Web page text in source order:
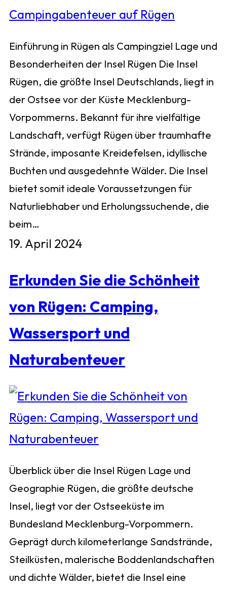
Einführung in Rügen als Campingziel Lage und
Besonderheiten der Insel Rügen Die Insel
Rügen, die größte Insel Deutschlands, liegt in
der Ostsee vor der Küste Mecklenburg-
Vorpommerns. Bekannt für ihre vielfältige
Landschaft, verfügt Rügen über traumhafte
Strände, imposante Kreidefelsen, idyllische
Buchten und ausgedehnte Wälder. Die Insel
bietet somit ideale Voraussetzungen für
Naturliebhaber und Erholungssuchende, die
beim…
19. April 2024
Erkunden Sie die Schönheit
von Rügen: Camping,
Wassersport und
Naturabenteuer
Überblick über die Insel Rügen Lage und
Geographie Rügen, die größte deutsche
Insel, liegt vor der Ostseeküste im
Bundesland Mecklenburg-Vorpommern.
Geprägt durch kilometerlange Sandstrände,
Steilküsten, malerische Boddenlandschaften
und dichte Wälder, bietet die Insel eine